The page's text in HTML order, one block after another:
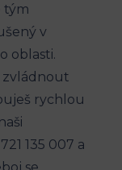
tým
v
oblasti.
zvládnout
rychlou
135 007 a